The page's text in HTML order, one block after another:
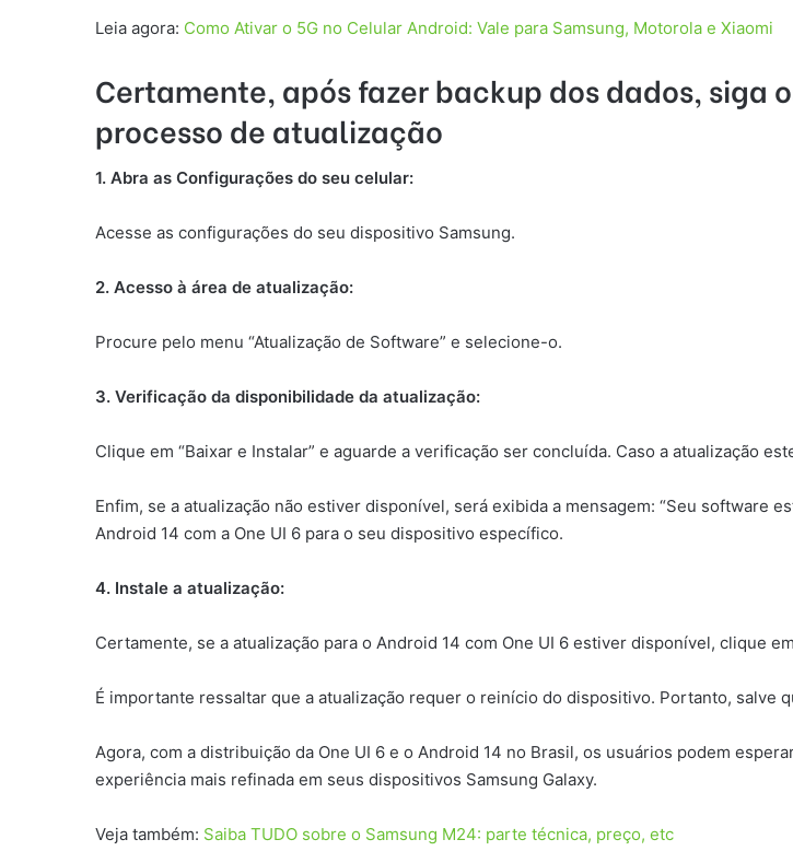
Leia agora: Como Ativar o 5G no Celular Android: Vale para Samsung, Motorola e Xiaomi
Certamente, após fazer backup dos dados, siga
processo de atualização
1. Abra as Configurações do seu celular:
Acesse as configurações do seu dispositivo Samsung.
2. Acesso à área de atualização:
Procure pelo menu “Atualização de Software” e selecione-o.
3. Verificação da disponibilidade da atualização:
Clique em “Baixar e Instalar” e aguarde a verificação ser concluída. Caso a atualização
Enfim, se a atualização não estiver disponível, será exibida a mensagem: “Seu software
Android 14 com a One UI 6 para o seu dispositivo específico.
4. Instale a atualização:
Certamente, se a atualização para o Android 14 com One UI 6 estiver disponível, clique
É importante ressaltar que a atualização requer o reinício do dispositivo. Portanto, salve
Agora, com a distribuição da One UI 6 e o Android 14 no Brasil, os usuários podem
experiência mais refinada em seus dispositivos Samsung Galaxy.
Veja também: Saiba TUDO sobre o Samsung M24: parte técnica, preço, etc